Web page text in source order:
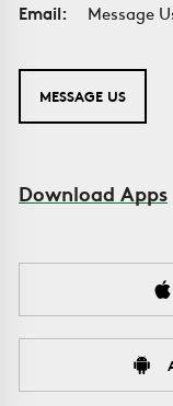
Email:
Message
MESSAGE US
Download Apps